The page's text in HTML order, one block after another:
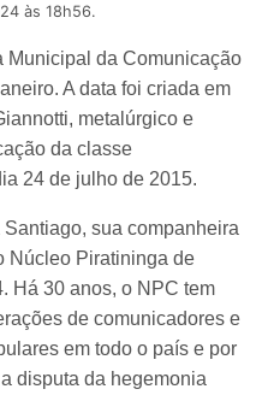
às 18h56.
Municipal da Comunicação
A data foi criada em
metalúrgico e
da classe
24 de julho de 2015.
sua companheira
Núcleo Piratininga de
Há 30 anos, o NPC tem
de comunicadores e
em todo o país e por
disputa da hegemonia